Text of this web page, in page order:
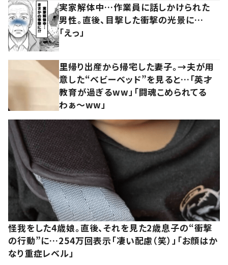
実家解体中…作業員に話しかけられた
男性。直後、目撃した衝撃の光景に…
「えっ」
里帰り出産から帰宅した妻子。→夫が用
意した“ベビーベッド”を見ると…「英才
教育が過ぎるww」「闘魂こめられてる
わぁ～ww」
怪我をした4歳娘。直後、それを見た2歳息子の“衝撃
の行動”に…254万回表示「凄い配慮（笑）」「お顔はか
なり重症レベル」